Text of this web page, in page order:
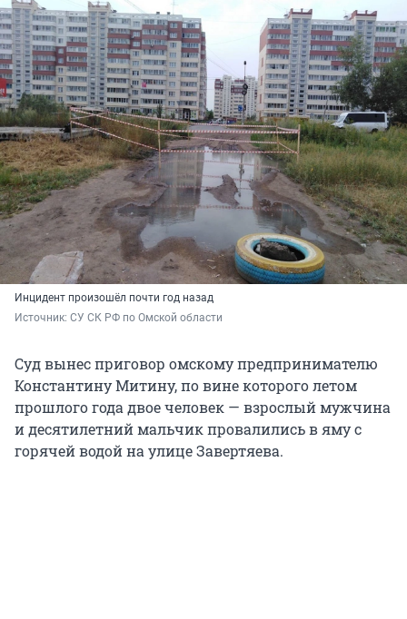
Инцидент произошёл почти год назад
Источник: СУ СК РФ по Омской области
Суд вынес приговор омскому предпринимателю
Константину Митину, по вине которого летом
прошлого года двое человек — взрослый мужчина
и десятилетний мальчик провалились в яму с
горячей водой на улице Завертяева.